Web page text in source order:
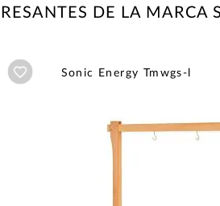
DE LA MARCA
Añadir a wishlist
Sonic Energy Tmwgs-l